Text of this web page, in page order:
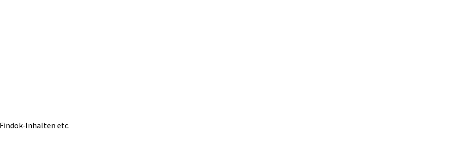
Inhalten etc.